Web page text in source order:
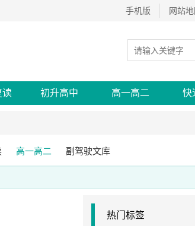
手机版 网站地
读 初升高中 高一高二 快
高一高二 副驾驶文库
热门标签